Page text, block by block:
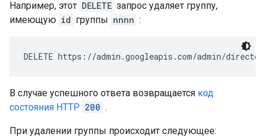
Например, этот DELETE запрос удаляет группу,
имеющую id группы nnnn :
DELETE https://admin.googleapis.com/admin/
В случае успешного ответа возвращается код
состояния HTTP 200 .
При удалении группы происходит следующее: